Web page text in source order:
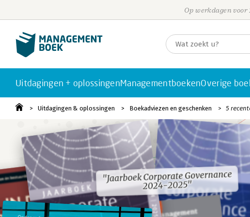
Op werkdagen
Uitdagingen + oplossingenManagementboekenOverige
Uitdagingen & oplossingen Boekadviezen en geschenken 5
"Jaarboek Corporate Governance
2024-2025"
"Jaarboek Corporate Governance
2024-2025"